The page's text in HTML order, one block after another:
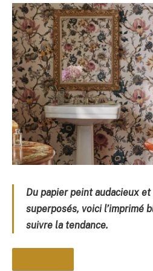
Du papier peint audacieux
superposés, voici l’imprimé
suivre la tendance.